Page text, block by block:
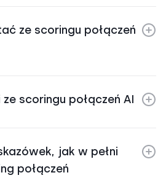
ze scoringu połączeń
scoringu połączeń AI
jak w pełni
połączeń